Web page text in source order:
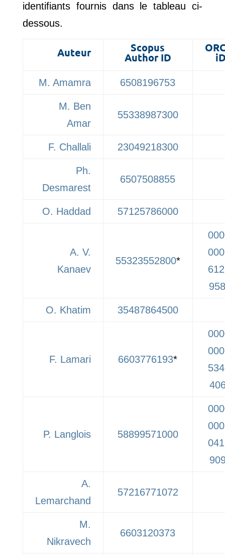
identifiants fournis dans le tableau ci-
dessous.
Auteur Scopus
Author ID
M. Amamra 6508196753
M. Ben
Amar
55338987300
F. Challali 23049218300
Ph.
Desmarest
6507508855
O. Haddad 57125786000
A. V.
Kanaev
55323552800*
O. Khatim 35487864500
F. Lamari 6603776193*
P. Langlois 58899571000
A.
Lemarchand
57216771072
M.
Nikravech
6603120373